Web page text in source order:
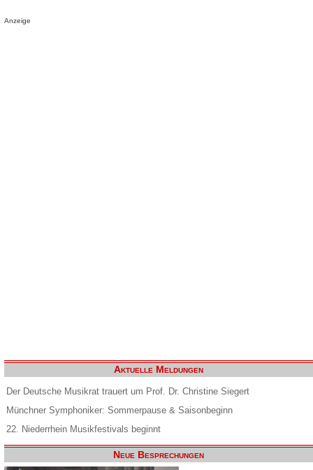
Anzeige
Aktuelle Meldungen
Der Deutsche Musikrat trauert um Prof. Dr. Christine Siegert
Münchner Symphoniker: Sommerpause & Saisonbeginn
22. Niederrhein Musikfestivals beginnt
Neue Besprechungen